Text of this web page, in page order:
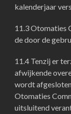
kalenderjaar
11.3 Otomaties
de door de
11.4 Tenzij er
afwijkende
wordt
Otomaties
uitsluitend